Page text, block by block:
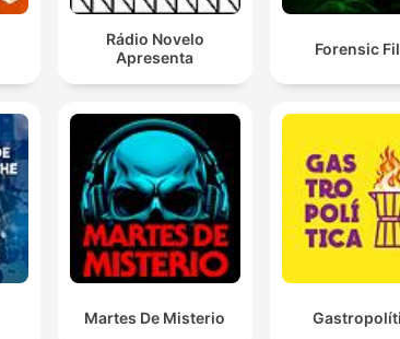
Rádio Novelo
Apresenta
Forensic
Martes De Misterio